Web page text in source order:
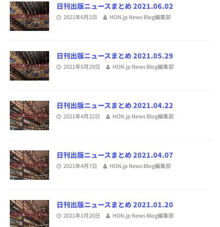
日刊出版ニュースまとめ 2021.06.02
2021年6月2日 HON.jp News Blog編集部
日刊出版ニュースまとめ 2021.05.29
2021年5月29日 HON.jp News Blog編集部
日刊出版ニュースまとめ 2021.04.22
2021年4月22日 HON.jp News Blog編集部
日刊出版ニュースまとめ 2021.04.07
2021年4月7日 HON.jp News Blog編集部
日刊出版ニュースまとめ 2021.01.20
2021年1月20日 HON.jp News Blog編集部